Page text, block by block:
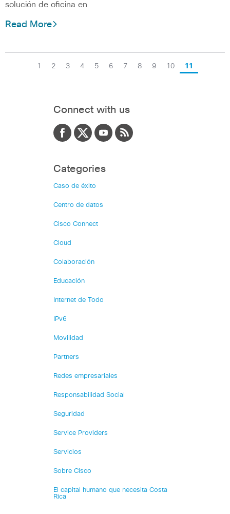
solución de oficina en
Read More
1 2 3 4 5 6 7 8 9 10 11
Connect with us
Categories
Caso de éxito
Centro de datos
Cisco Connect
Cloud
Colaboración
Educación
Internet de Todo
IPv6
Movilidad
Partners
Redes empresariales
Responsabilidad Social
Seguridad
Service Providers
Servicios
Sobre Cisco
El capital humano que necesita Costa
Rica